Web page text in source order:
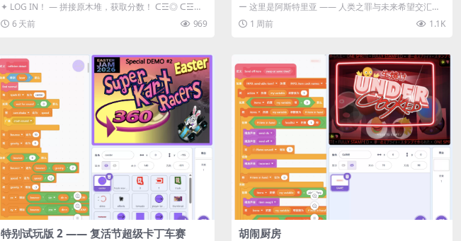
✦ LOG IN！ — 拼接原木堆，获取分数！ ᑕ☲◎ ᑕ☲◎
ᑕ☲◎ ᑕ☲◎ ...
6 天前 969
ー 这里是阿斯特里亚 —— 人类之罪与未来希望交汇之
地 📖 游戏简介 《阿斯特里...
1 周前 1.1K
特别试玩版 2 —— 复活节超级卡丁车赛 胡闹厨房